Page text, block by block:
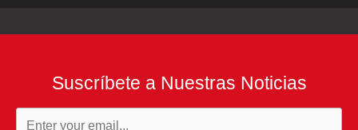
Suscríbete a Nuestras Noticias